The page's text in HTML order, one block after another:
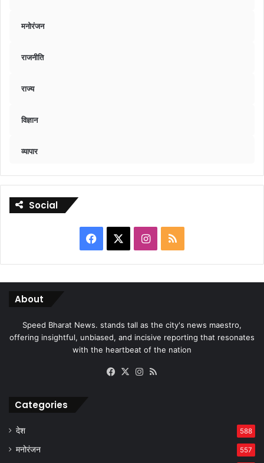
मनोरंजन
राजनीति
राज्य
विज्ञान
व्यापार
Social
Facebook Instagram
RSS
About
Speed Bharat News. stands tall as the city's news maestro,
offering insightful, unbiased, and incisive reporting that resonates
with the heartbeat of the nation
Facebook
X Instagram
Categories
देश 588
मनोरंजन 557